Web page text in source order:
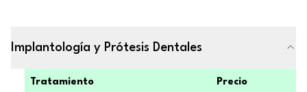
Implantología y Prótesis Dentales
Tratamiento Precio